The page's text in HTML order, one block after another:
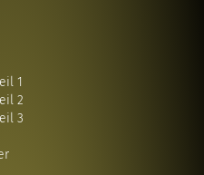
1
2
3